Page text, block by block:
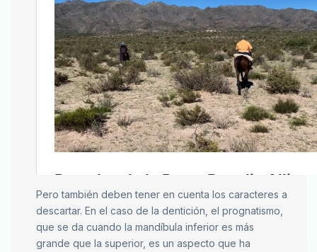
Pero también deben tener en cuenta los caracteres a
descartar. En el caso de la dentición, el prognatismo,
que se da cuando la mandíbula inferior es más
grande que la superior, es un aspecto que ha